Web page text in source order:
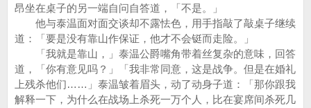
昂坐在桌子的另一端自问自答道，「不是。」
他与泰温面对面交谈却不露怯色，用手指敲了敲桌子继续
道：「要是没有靠山作保证，他才不会铤而走险。」
「我就是靠山，」泰温公爵嘴角带着丝复杂的意味，回答
道，「你有意见吗？」「我非常同意，这是战争。但是在婚礼
上残杀他们……」泰温皱着眉头，动了动身子道：「那你跟我
解释一下，为什么在战场上杀死一万个人，比在宴席间杀死几